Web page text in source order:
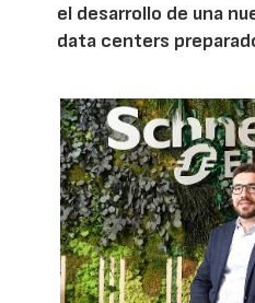
el desarrollo de una
data centers